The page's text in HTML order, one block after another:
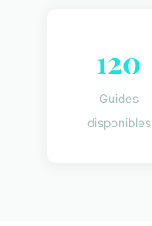
120
Guides
disponibles